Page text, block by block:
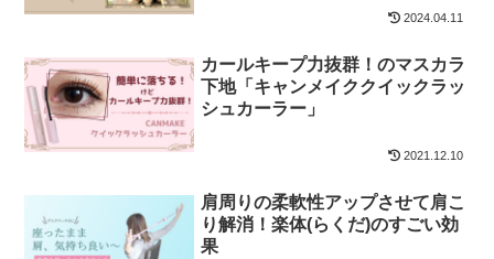
2024.04.11
カールキープ力抜群！のマスカラ
下地「キャンメイククイックラッ
シュカーラー」
2021.12.10
肩周りの柔軟性アップさせて肩こ
り解消！楽体(らくだ)のすごい効
果